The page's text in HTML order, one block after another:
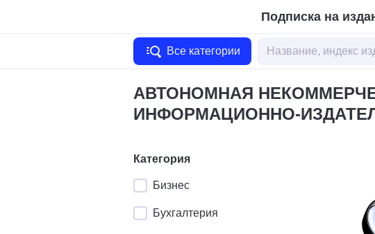
Подписка на
Все категории
АВТОНОМНАЯ
ИНФОРМАЦИОННО-
Категория
Бизнес
Бухгалтерия